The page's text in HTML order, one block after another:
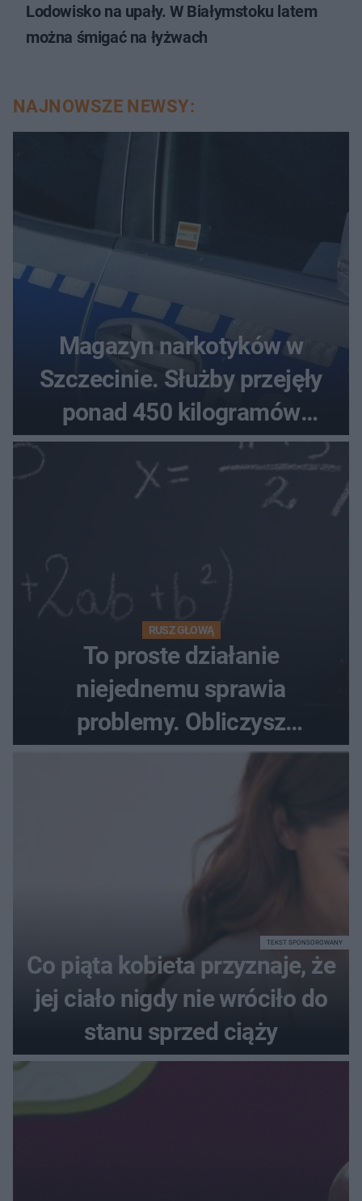
Lodowisko na upały. W Białymstoku latem
można śmigać na łyżwach
NAJNOWSZE NEWSY:
Magazyn narkotyków w
Szczecinie. Służby przejęły
ponad 450 kilogramów
towaru
RUSZ GŁOWĄ
To proste działanie
niejednemu sprawia
problemy. Obliczysz
poprawnie, ile to jest
Co piąta kobieta przyznaje, że
jej ciało nigdy nie wróciło do
stanu sprzed ciąży
TEKST SPONSOROWANY